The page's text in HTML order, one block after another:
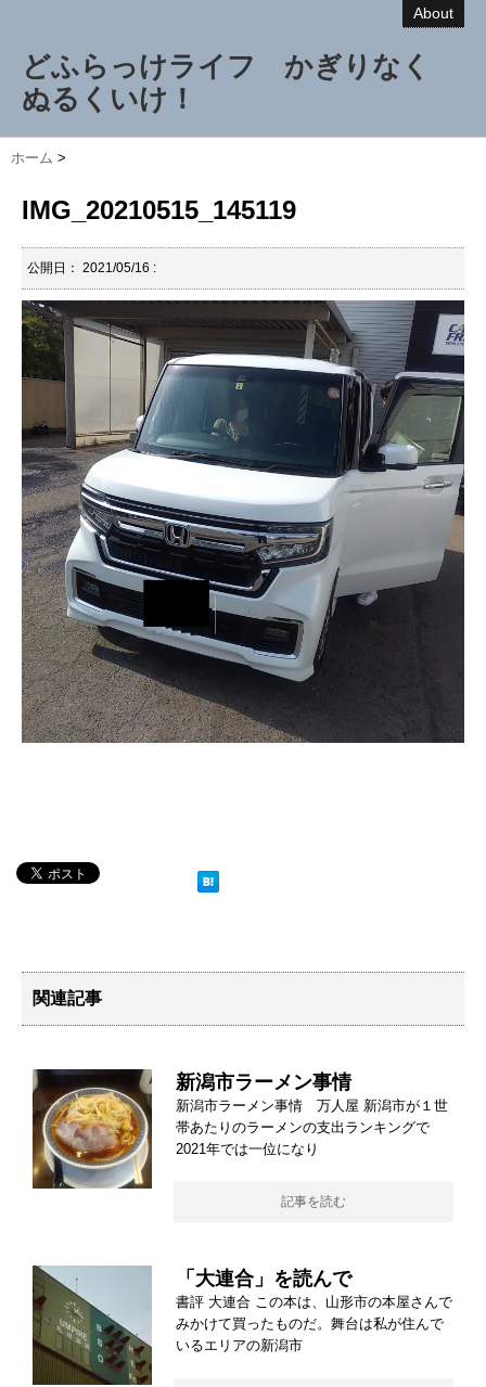
About
どふらっけライフ かぎりなく
ぬるくいけ！
ホーム >
IMG_20210515_145119
公開日： 2021/05/16 :
関連記事
新潟市ラーメン事情
新潟市ラーメン事情 万人屋 新潟市が１世
帯あたりのラーメンの支出ランキングで
2021年では一位になり
記事を読む
「大連合」を読んで
書評 大連合 この本は、山形市の本屋さんで
みかけて買ったものだ。舞台は私が住んで
いるエリアの新潟市